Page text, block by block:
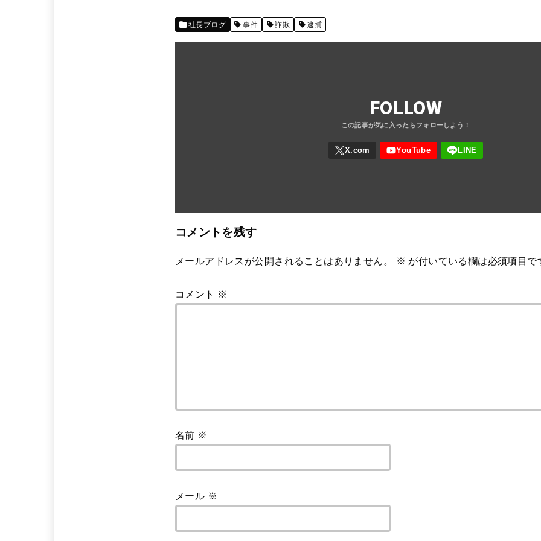
社長ブログ 事件 詐欺 逮捕
FOLLOW
コメントを残す
メールアドレスが公開されることはありません。 ※ が付いている欄は必須項目で
コメント ※
名前 ※
メール ※